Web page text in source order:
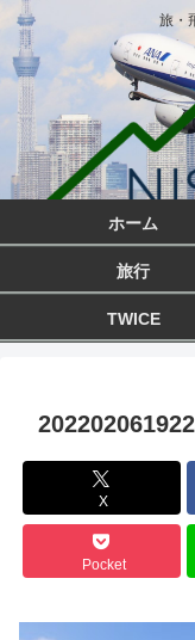
旅・
ホーム
旅行
TWICE
X
Pocket